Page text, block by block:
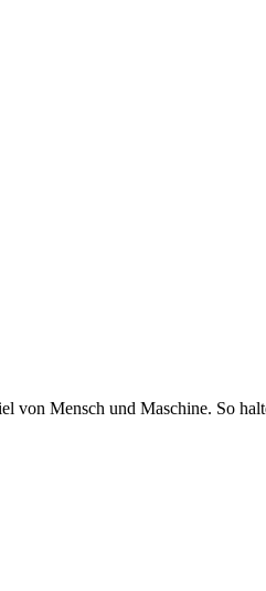
von Mensch und Maschine. So